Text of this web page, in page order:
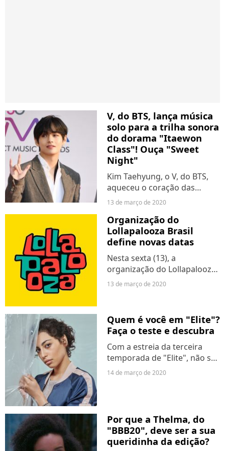
V, do BTS, lança música
solo para a trilha sonora
do dorama "Itaewon
Class"! Ouça "Sweet
Night"
Kim Taehyung, o V, do BTS,
aqueceu o coração das
Armys nesta sexta (13) com
"Sweet Night". Nosso
Bangtan lançou mais uma
música solo, desta vez, para
compor a trilha sonora do
dorama...
13 de março de 2020
Organização do
Lollapalooza Brasil
define novas datas
Nesta sexta (13), a
organização do Lollapalooza
Brasil fez um comunicado
oficial a respeito do
aconteceria nos dias 3, 4 e 5
de abril, em São Paulo.
Seguindo...
13 de março de 2020
Quem é você em "Elite"?
Faça o teste e descubra
Com a estreia da terceira
temporada de "Elite", não se
fala mais de outra coisa no
Brasil e, provavelmente, no
twists de fazer o queixo cair...
14 de março de 2020
Por que a Thelma, do
"BBB20", deve ser a sua
queridinha da edição?